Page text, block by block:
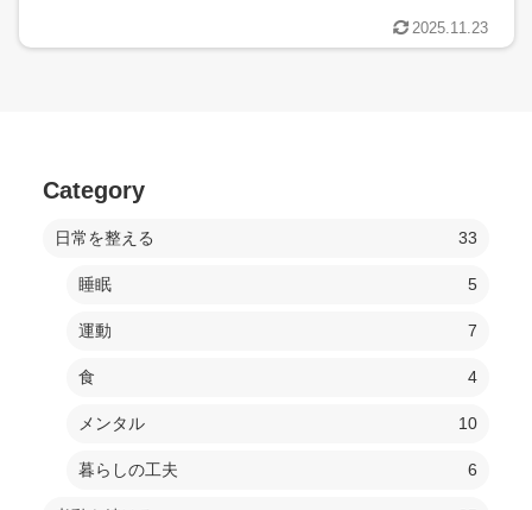
2025.11.23
Category
日常を整える 33
睡眠 5
運動 7
食 4
メンタル 10
暮らしの工夫 6